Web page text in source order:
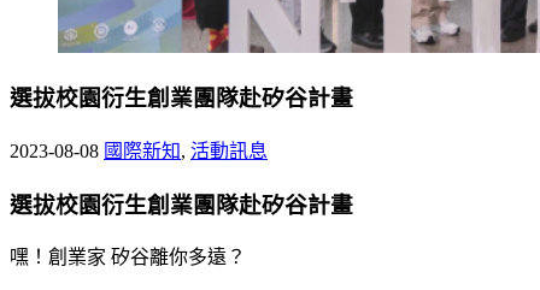
選拔校園衍生創業團隊赴矽谷計畫
2023-08-08 國際新知, 活動訊息
選拔校園衍生創業團隊赴矽谷計畫
嘿！創業家 矽谷離你多遠？